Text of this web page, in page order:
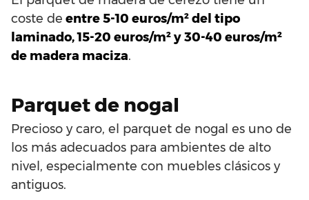
coste de entre 5-10 euros/m² del tipo
laminado, 15-20 euros/m² y 30-40 euros/m²
de madera maciza.
Parquet de nogal
Precioso y caro, el parquet de nogal es uno de
los más adecuados para ambientes de alto
nivel, especialmente con muebles clásicos y
antiguos.